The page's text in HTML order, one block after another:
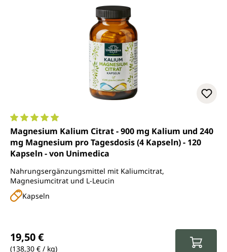
Durchschnittliche Bewertung von 4.9 von 5 Sternen
Magnesium Kalium Citrat - 900 mg Kalium und 240
mg Magnesium pro Tagesdosis (4 Kapseln) - 120
Kapseln - von Unimedica
Nahrungsergänzungsmittel mit Kaliumcitrat,
Magnesiumcitrat und L-Leucin
Kapseln
19,50 €
(138,30 € / kg)